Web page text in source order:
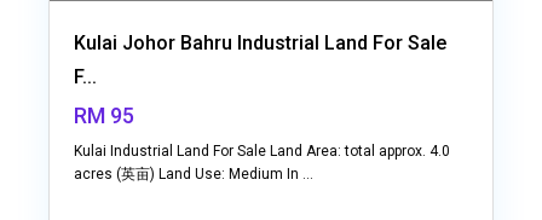
Kulai Johor Bahru Industrial Land For Sale
F...
RM 95
Kulai Industrial Land For Sale Land Area: total approx. 4.0
acres (英亩) Land Use: Medium In